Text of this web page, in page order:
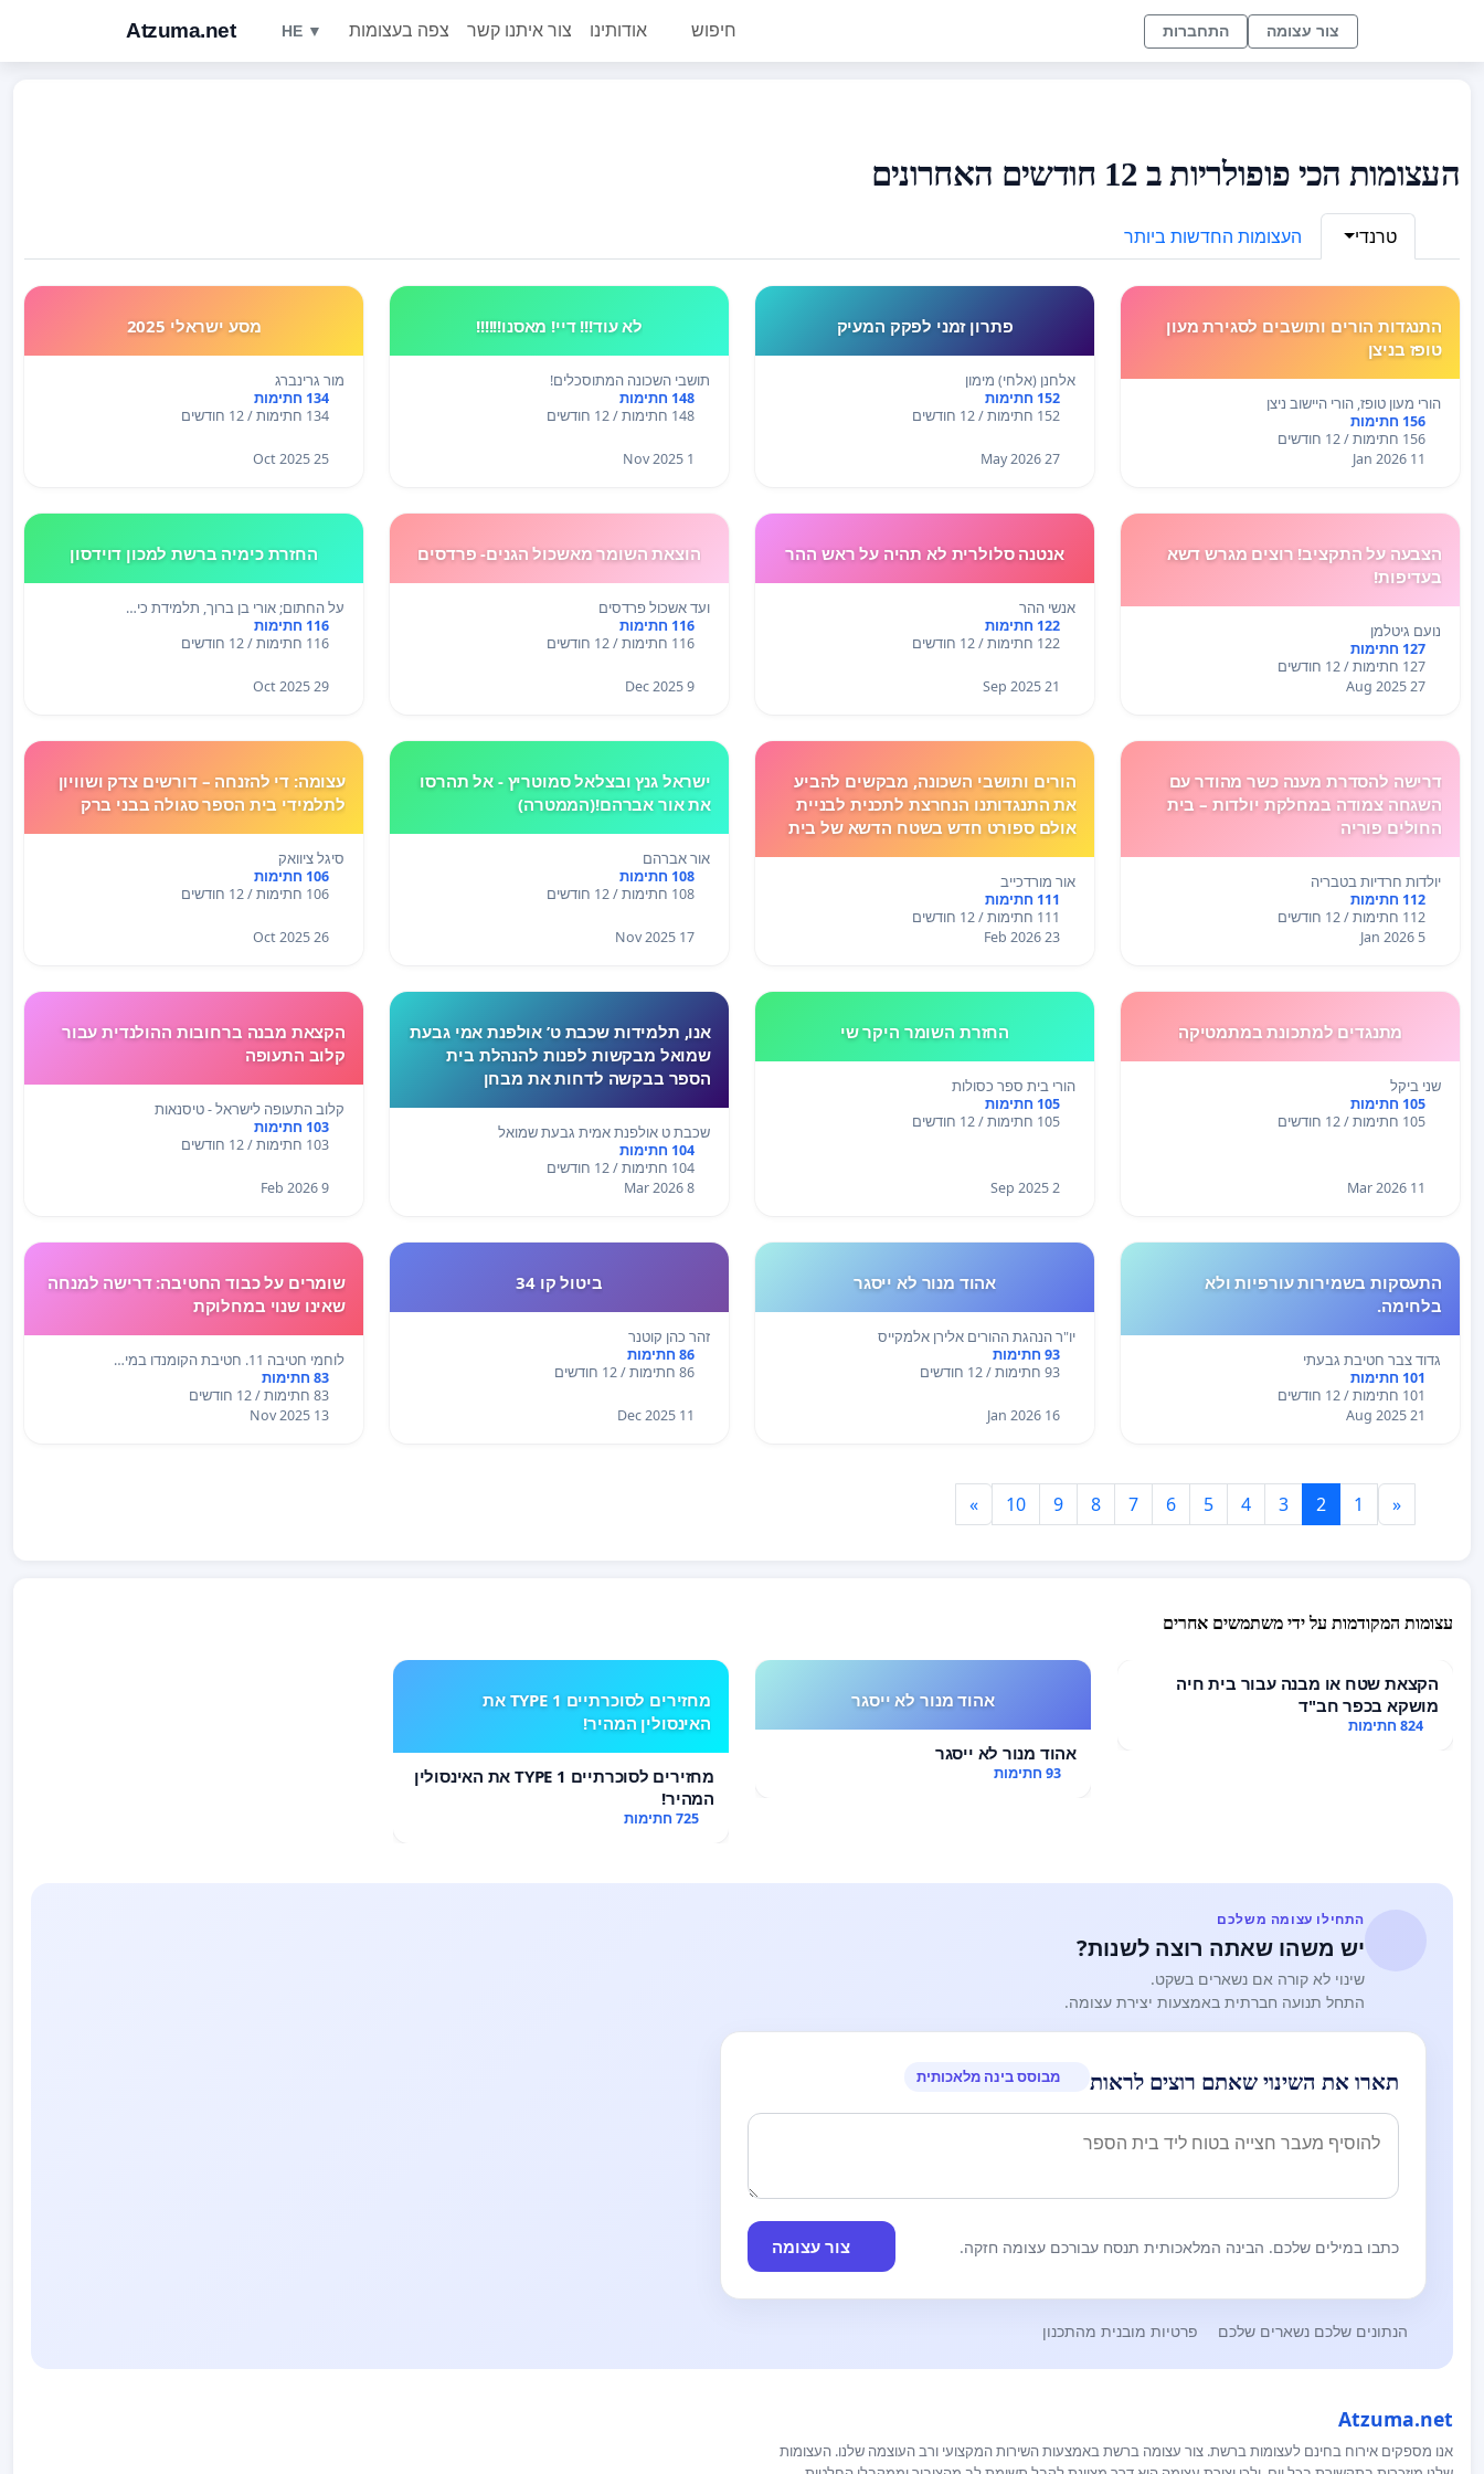
Atzuma.net HE ▼ צפה בעצומות צור איתנו קשר אודותינו חיפוש התחברות צור עצומה
העצומות הכי פופולריות ב 12 חודשים האחרונים
טרנדי העצומות החדשות ביותר
התנגדות הורים ותושבים לסגירת מעון
טופז בניצן
הורי מעון טופז, הורי היישוב ניצן
156 חתימות
156 חתימות / 12 חודשים
11 Jan 2026
פתרון זמני לפקק המעיק
אלחנן (אלחי) מימון
152 חתימות
152 חתימות / 12 חודשים
27 May 2026
לא עוד!!! דיי! מאסנו!!!!!!
תושבי השכונה המתוסכלים!
148 חתימות
148 חתימות / 12 חודשים
1 Nov 2025
מסע ישראלי 2025
מור גרינברג
134 חתימות
134 חתימות / 12 חודשים
25 Oct 2025
הצבעה על התקציב! רוצים מגרש דשא
בעדיפות!
נועם גיטלמן
127 חתימות
127 חתימות / 12 חודשים
27 Aug 2025
אנטנה סלולרית לא תהיה על ראש ההר
אנשי ההר
122 חתימות
122 חתימות / 12 חודשים
21 Sep 2025
הוצאת השומר מאשכול הגנים- פרדסים
ועד אשכול פרדסים
116 חתימות
116 חתימות / 12 חודשים
9 Dec 2025
החזרת כימיה ברשת למכון דוידסון
על החתום; אורי בן ברוך, תלמידת כי…
116 חתימות
116 חתימות / 12 חודשים
29 Oct 2025
דרישה להסדרת מענה כשר מהודר עם
השגחה צמודה במחלקת יולדות – בית
החולים פוריה
יולדות חרדיות בטבריה
112 חתימות
112 חתימות / 12 חודשים
5 Jan 2026
הורים ותושבי השכונה, מבקשים להביע
את התנגדותנו הנחרצת לתכנית לבניית
אולם ספורט חדש בשטח הדשא של בית
אור מורדכייב
111 חתימות
111 חתימות / 12 חודשים
23 Feb 2026
ישראל גנץ ובצלאל סמוטריץ - אל תהרסו
את אור אברהם!(הממטרה)
אור אברהם
108 חתימות
108 חתימות / 12 חודשים
17 Nov 2025
עצומה: די להזנחה – דורשים צדק ושוויון
לתלמידי בית הספר סגולה בבני ברק
סיגל ציוואק
106 חתימות
106 חתימות / 12 חודשים
26 Oct 2025
מתנגדים למתכונת במתמטיקה
שני ביקל
105 חתימות
105 חתימות / 12 חודשים
11 Mar 2026
החזרת השומר היקר שי
הורי בית ספר כסולות
105 חתימות
105 חתימות / 12 חודשים
2 Sep 2025
אנו, תלמידות שכבת ט’ אולפנת אמי גבעת
שמואל מבקשות לפנות להנהלת בית
הספר בבקשה לדחות את מבחן
האחרון לא התקיימו לימודים בעקבות
המצב הביטחוני, ורבות מאיתנו חוות לחץ,
מתח ו
שכבת ט אולפנת אמית גבעת שמואל
104 חתימות
104 חתימות / 12 חודשים
8 Mar 2026
הקצאת מבנה ברחובות ההולנדית עבור
קלוב התעופה
קלוב התעופה לישראל - טיסנאות
103 חתימות
103 חתימות / 12 חודשים
9 Feb 2026
התעסקות בשמירות עורפיות ולא
בלחימה.
גדוד צבר חטיבת גבעתי
101 חתימות
101 חתימות / 12 חודשים
21 Aug 2025
אהוד מנור לא ייסגר
יו"ר הנהגת ההורים אלירן אלמקייס
93 חתימות
93 חתימות / 12 חודשים
16 Jan 2026
ביטול קו 34
זהר כהן קוטנר
86 חתימות
86 חתימות / 12 חודשים
11 Dec 2025
שומרים על כבוד החטיבה: דרישה למנחה
שאינו שנוי במחלוקת
לוחמי חטיבה 11. חטיבת הקומנדו במי…
83 חתימות
83 חתימות / 12 חודשים
13 Nov 2025
«
1
2
3
4
5
6
7
8
9
10
»
עצומות המקודמות על ידי משתמשים אחרים
הקצאת שטח או מבנה עבור בית חיה
מושקא בכפר חב"ד
824 חתימות
אהוד מנור לא ייסגר
אהוד מנור לא ייסגר
93 חתימות
מחזירים לסוכרתיים TYPE 1 את
האינסולין המהיר!
מחזירים לסוכרתיים TYPE 1 את האינסולין
המהיר!
725 חתימות
התחילו עצומה משלכם
יש משהו שאתה רוצה לשנות?
שינוי לא קורה אם נשארים בשקט.
התחל תנועה חברתית באמצעות יצירת עצומה.
תארו את השינוי שאתם רוצים לראות מבוסס בינה מלאכותית
כתבו במילים שלכם. הבינה המלאכותית תנסח עבורכם עצומה חזקה. צור עצומה
הנתונים שלכם נשארים שלכם פרטיות מובנית מהתכנון
Atzuma.net
אנו מספקים אירוח בחינם לעצומות ברשת. צור עצומה ברשת באמצעות השירות המקצועי ורב העוצמה שלנו. העצומות